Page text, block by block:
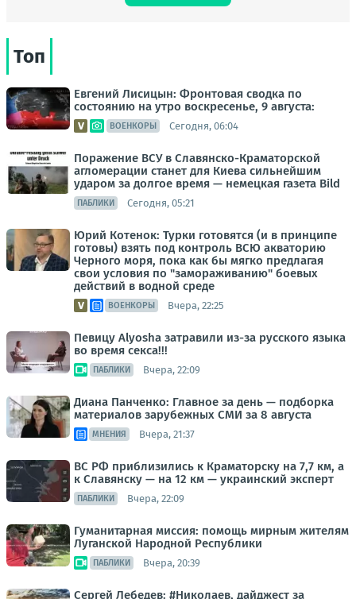
Топ
Евгений Лисицын: Фронтовая сводка по
состоянию на утро воскресенье, 9 августа:
ВОЕНКОРЫ Сегодня, 06:04
Поражение ВСУ в Славянско-Краматорской
агломерации станет для Киева сильнейшим
ударом за долгое время — немецкая газета Bild
ПАБЛИКИ Сегодня, 05:21
Юрий Котенок: Турки готовятся (и в принципе
готовы) взять под контроль ВСЮ акваторию
Черного моря, пока как бы мягко предлагая
свои условия по "замораживанию" боевых
действий в водной среде
ВОЕНКОРЫ Вчера, 22:25
Певицу Alyosha затравили из-за русского языка
во время секса!!!
ПАБЛИКИ Вчера, 22:09
Диана Панченко: Главное за день — подборка
материалов зарубежных СМИ за 8 августа
МНЕНИЯ Вчера, 21:37
ВС РФ приблизились к Краматорску на 7,7 км, а
к Славянску — на 12 км — украинский эксперт
ПАБЛИКИ Вчера, 22:09
Гуманитарная миссия: помощь мирным жителям
Луганской Народной Республики
ПАБЛИКИ Вчера, 20:39
Сергей Лебедев: #Николаев, дайджест за